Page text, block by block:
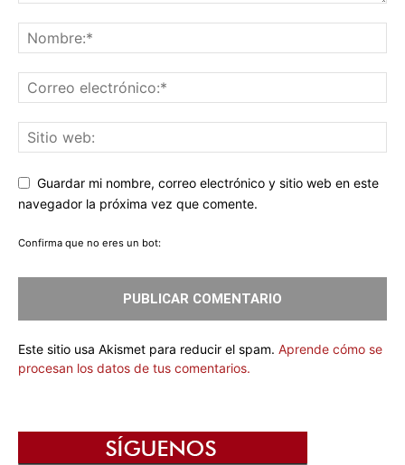
Guardar mi nombre, correo electrónico y sitio web en este
navegador la próxima vez que comente.
Confirma que no eres un bot:
Este sitio usa Akismet para reducir el spam. Aprende cómo se
procesan los datos de tus comentarios.